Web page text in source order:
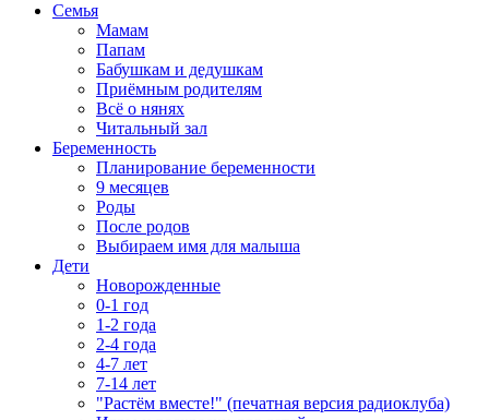
Семья
Мамам
Папам
Бабушкам и дедушкам
Приёмным родителям
Всё о нянях
Читальный зал
Беременность
Планирование беременности
9 месяцев
Роды
После родов
Выбираем имя для малыша
Дети
Новорожденные
0-1 год
1-2 года
2-4 года
4-7 лет
7-14 лет
"Растём вместе!" (печатная версия радиоклуба)